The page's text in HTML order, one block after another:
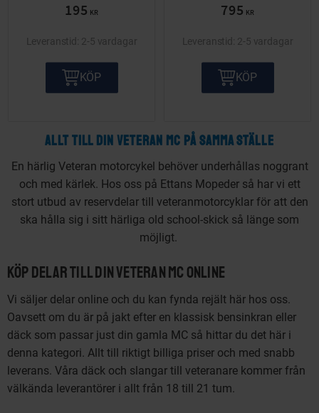
195 KR
2-5 vardagar
KÖP
795 KR
2-5 vardagar
KÖP
ALLT TILL DIN VETERAN MC PÅ SAMMA STÄLLE
En härlig Veteran motorcykel behöver underhållas noggrant
och med kärlek. Hos oss på Ettans Mopeder så har vi ett
stort utbud av reservdelar till veteranmotorcyklar för att den
ska hålla sig i sitt härliga old school-skick så länge som
möjligt.
Köp delar till din Veteran MC online
Vi säljer delar online och du kan fynda rejält här hos oss.
Oavsett om du är på jakt efter en klassisk bensinkran eller
däck som passar just din gamla MC så hittar du det här i
denna kategori. Allt till riktigt billiga priser och med snabb
leverans. Våra däck och slangar till veteranare kommer från
välkända leverantörer i allt från 18 till 21 tum.